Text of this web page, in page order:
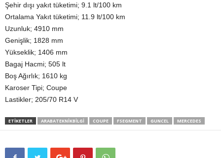
Şehir dışı yakıt tüketimi; 9.1 lt/100 km
Ortalama Yakıt tüketimi; 11.9 lt/100 km
Uzunluk; 4910 mm
Genişlik; 1828 mm
Yükseklik; 1406 mm
Bagaj Hacmi; 505 lt
Boş Ağırlık; 1610 kg
Karoser Tipi; Coupe
Lastikler; 205/70 R14 V
ETIKETLER ARABATEKNIKBILGI COUPE FSEGMENT GUNCEL MERCEDES